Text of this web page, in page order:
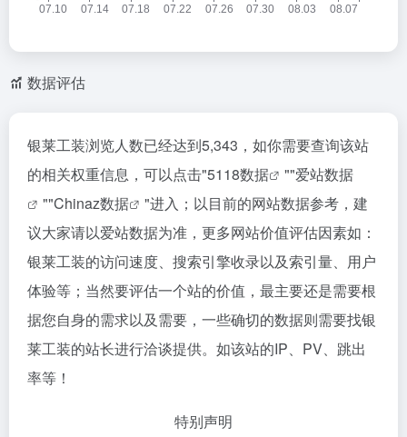
数据评估
银莱工装浏览人数已经达到5,343，如你需要查询该站
的相关权重信息，可以点击"5118数据 ""爱站数据
""Chinaz数据
"进入；以目前的网站数据参考，建
议大家请以爱站数据为准，更多网站价值评估因素如：
银莱工装的访问速度、搜索引擎收录以及索引量、用户
体验等；当然要评估一个站的价值，最主要还是需要根
据您自身的需求以及需要，一些确切的数据则需要找银
莱工装的站长进行洽谈提供。如该站的IP、PV、跳出
率等！
特别声明